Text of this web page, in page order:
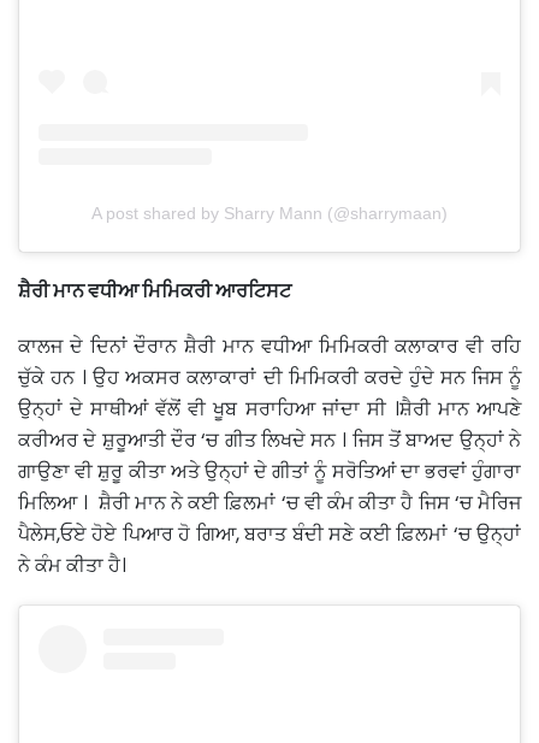
A post shared by Sharry Mann (@sharrymaan)
ਸ਼ੈਰੀ ਮਾਨ ਵਧੀਆ ਮਿਮਿਕਰੀ ਆਰਟਿਸਟ
ਕਾਲਜ ਦੇ ਦਿਨਾਂ ਦੌਰਾਨ ਸ਼ੈਰੀ ਮਾਨ ਵਧੀਆ ਮਿਮਿਕਰੀ ਕਲਾਕਾਰ ਵੀ ਰਹਿ
ਚੁੱਕੇ ਹਨ । ਉਹ ਅਕਸਰ ਕਲਾਕਾਰਾਂ ਦੀ ਮਿਮਿਕਰੀ ਕਰਦੇ ਹੁੰਦੇ ਸਨ ਜਿਸ ਨੂੰ
ਉਨ੍ਹਾਂ ਦੇ ਸਾਥੀਆਂ ਵੱਲੋਂ ਵੀ ਖੂਬ ਸਰਾਹਿਆ ਜਾਂਦਾ ਸੀ ।ਸ਼ੈਰੀ ਮਾਨ ਆਪਣੇ
ਕਰੀਅਰ ਦੇ ਸ਼ੁਰੂਆਤੀ ਦੌਰ ‘ਚ ਗੀਤ ਲਿਖਦੇ ਸਨ । ਜਿਸ ਤੋਂ ਬਾਅਦ ਉਨ੍ਹਾਂ ਨੇ
ਗਾਉਣਾ ਵੀ ਸ਼ੁਰੂ ਕੀਤਾ ਅਤੇ ਉਨ੍ਹਾਂ ਦੇ ਗੀਤਾਂ ਨੂੰ ਸਰੋਤਿਆਂ ਦਾ ਭਰਵਾਂ ਹੁੰਗਾਰਾ
ਮਿਲਿਆ । ਸ਼ੈਰੀ ਮਾਨ ਨੇ ਕਈ ਫ਼ਿਲਮਾਂ ‘ਚ ਵੀ ਕੰਮ ਕੀਤਾ ਹੈ ਜਿਸ ‘ਚ ਮੈਰਿਜ
ਪੈਲੇਸ,ਓਏ ਹੋਏ ਪਿਆਰ ਹੋ ਗਿਆ, ਬਰਾਤ ਬੰਦੀ ਸਣੇ ਕਈ ਫ਼ਿਲਮਾਂ ‘ਚ ਉਨ੍ਹਾਂ
ਨੇ ਕੰਮ ਕੀਤਾ ਹੈ।